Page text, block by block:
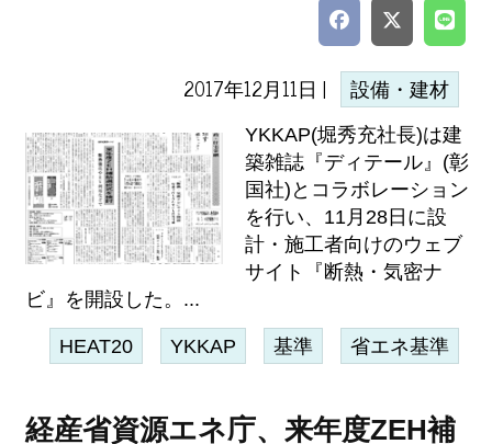
2017年12月11日 | 設備・建材
YKKAP(堀秀充社長)は建
築雑誌『ディテール』(彰
国社)とコラボレーション
を行い、11月28日に設
計・施工者向けのウェブ
サイト『断熱・気密ナ
ビ』を開設した。...
HEAT20 YKKAP 基準 省エネ基準
経産省資源エネ庁、来年度ZEH補